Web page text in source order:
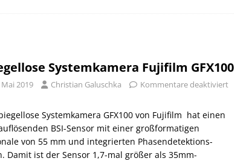
im Test: Mein Begleiter für Wacken 2026
von Lunartec: Großes LED-Display trifft auf bunte
Back to School 2026 startet am 17. August ALLGEMEIN
Systemkamera Fujifilm GFX100
2019 Christian Galuschka Kommentare deaktiviert
Systemkamera GFX100 von Fujifilm hat einen
BSI-Sensor mit einer großformatigen
von 55 mm und integrierten Phasendetektions-
Damit ist der Sensor 1,7-mal größer als 35mm-